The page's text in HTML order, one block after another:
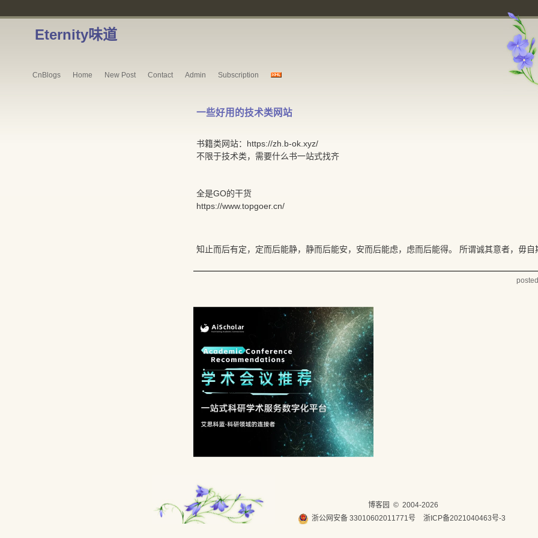
Eternity味道
CnBlogs Home New Post Contact Admin Subscription
一些好用的技术类网站
书籍类网站：https://zh.b-ok.xyz/
不限于技术类，需要什么书一站式找齐
全是GO的干货
https://www.topgoer.cn/
知止而后有定，定而后能静，静而后能安，安而后能虑，虑而后能得。 所谓诚其意者，毋自
博客园 © 2004-2026
浙公网安备 33010602011771号
浙ICP备2021040463号-3